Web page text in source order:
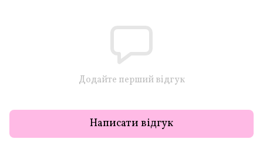
Додайте перший відгук
Написати відгук